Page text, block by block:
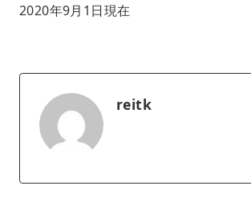
2020年9月1日現在
reitk